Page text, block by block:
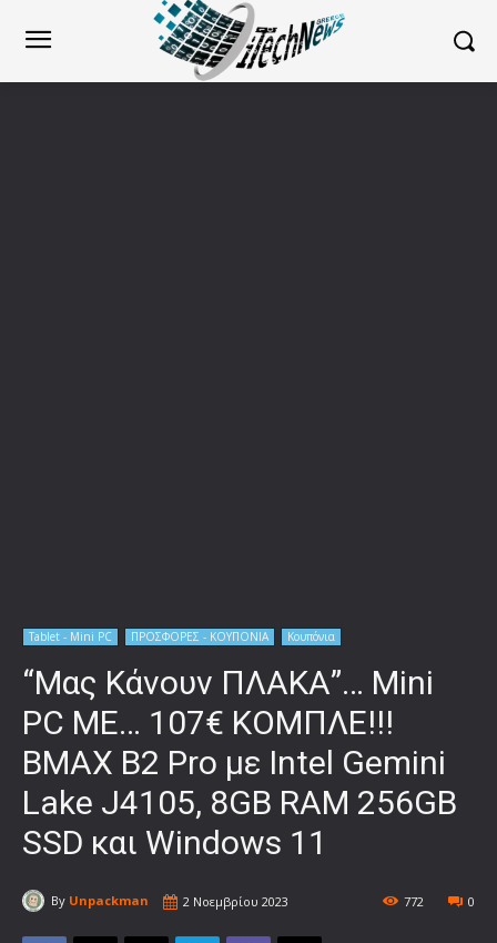
Tablet - Mini PC ΠΡΟΣΦΟΡΕΣ - ΚΟΥΠΟΝΙΑ Κουπόνια
“Μας Κάνουν ΠΛΑΚΑ”… Mini
PC ΜΕ… 107€ ΚΟΜΠΛΕ!!!
BMAX B2 Pro με Ιntel Gemini
Lake J4105, 8GB RAM 256GB
SSD και Windows 11
By Unpackman 2 Νοεμβρίου 2023 0
772